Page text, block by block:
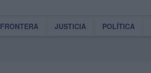
FRONTERA JUSTICIA POLÍTICA